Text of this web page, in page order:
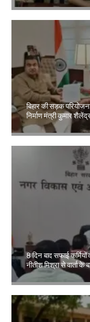
Amit Lekh
बिहार की सड़क
निर्माण मंत्री कुमार
Amit Lekh
8 दिन बाद सफाई
नीतीश मिश्रा से वार्ता के